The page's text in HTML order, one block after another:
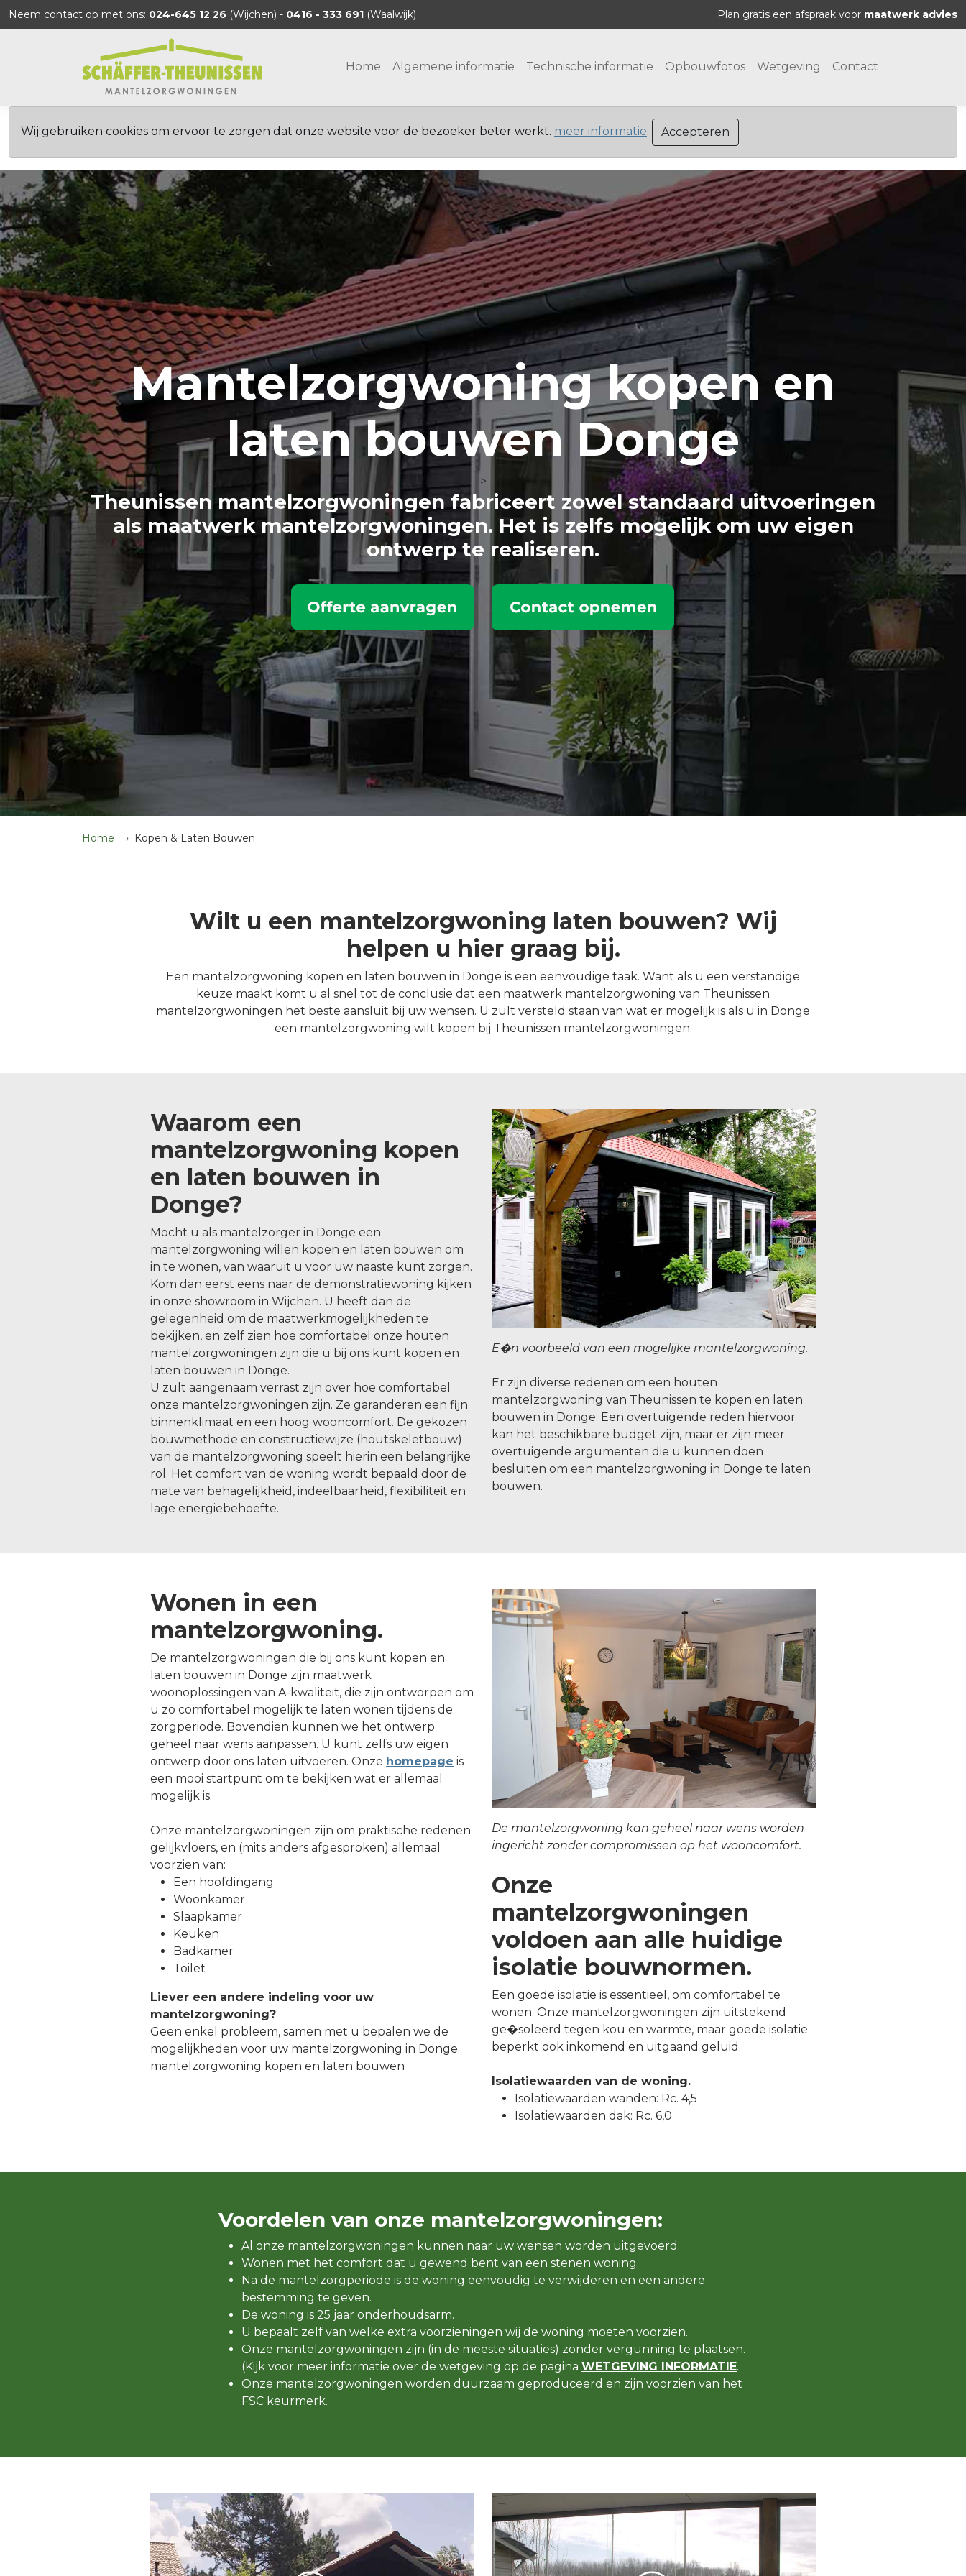
Neem contact op met ons: 024-645 12 26 (Wijchen) - 0416 - 333 691 (Waalwijk) Plan gratis een afspraak voor maatwerk advies
Home Algemene informatie Technische informatie Opbouwfotos Wetgeving Contact
Wij gebruiken cookies om ervoor te zorgen dat onze website voor de bezoeker beter werkt. meer informatie. Accepteren
Mantelzorgwoning kopen en
laten bouwen Donge
>
Theunissen mantelzorgwoningen fabriceert zowel standaard uitvoeringen
als maatwerk mantelzorgwoningen. Het is zelfs mogelijk om uw eigen
ontwerp te realiseren.
Home Kopen & Laten Bouwen
Wilt u een mantelzorgwoning laten bouwen? Wij
helpen u hier graag bij.
Een mantelzorgwoning kopen en laten bouwen in Donge is een eenvoudige taak. Want als u een verstandige
keuze maakt komt u al snel tot de conclusie dat een maatwerk mantelzorgwoning van Theunissen
mantelzorgwoningen het beste aansluit bij uw wensen. U zult versteld staan van wat er mogelijk is als u in Donge
een mantelzorgwoning wilt kopen bij Theunissen mantelzorgwoningen.
Waarom een
mantelzorgwoning kopen
en laten bouwen in
Donge?
Mocht u als mantelzorger in Donge een
mantelzorgwoning willen kopen en laten bouwen om
in te wonen, van waaruit u voor uw naaste kunt zorgen.
Kom dan eerst eens naar de demonstratiewoning kijken
in onze showroom in Wijchen. U heeft dan de
gelegenheid om de maatwerkmogelijkheden te
bekijken, en zelf zien hoe comfortabel onze houten
mantelzorgwoningen zijn die u bij ons kunt kopen en
laten bouwen in Donge.
U zult aangenaam verrast zijn over hoe comfortabel
onze mantelzorgwoningen zijn. Ze garanderen een fijn
binnenklimaat en een hoog wooncomfort. De gekozen
bouwmethode en constructiewijze (houtskeletbouw)
van de mantelzorgwoning speelt hierin een belangrijke
rol. Het comfort van de woning wordt bepaald door de
mate van behagelijkheid, indeelbaarheid, flexibiliteit en
lage energiebehoefte.
E�n voorbeeld van een mogelijke mantelzorgwoning.
Er zijn diverse redenen om een houten
mantelzorgwoning van Theunissen te kopen en laten
bouwen in Donge. Een overtuigende reden hiervoor
kan het beschikbare budget zijn, maar er zijn meer
overtuigende argumenten die u kunnen doen
besluiten om een mantelzorgwoning in Donge te laten
bouwen.
Wonen in een
mantelzorgwoning.
De mantelzorgwoningen die bij ons kunt kopen en
laten bouwen in Donge zijn maatwerk
woonoplossingen van A-kwaliteit, die zijn ontworpen om
u zo comfortabel mogelijk te laten wonen tijdens de
zorgperiode. Bovendien kunnen we het ontwerp
geheel naar wens aanpassen. U kunt zelfs uw eigen
ontwerp door ons laten uitvoeren. Onze homepage is
een mooi startpunt om te bekijken wat er allemaal
mogelijk is.
Onze mantelzorgwoningen zijn om praktische redenen
gelijkvloers, en (mits anders afgesproken) allemaal
voorzien van:
Een hoofdingang
Woonkamer
Slaapkamer
Keuken
Badkamer
Toilet
Liever een andere indeling voor uw
mantelzorgwoning?
Geen enkel probleem, samen met u bepalen we de
mogelijkheden voor uw mantelzorgwoning in Donge.
mantelzorgwoning kopen en laten bouwen
De mantelzorgwoning kan geheel naar wens worden
ingericht zonder compromissen op het wooncomfort.
Onze
mantelzorgwoningen
voldoen aan alle huidige
isolatie bouwnormen.
Een goede isolatie is essentieel, om comfortabel te
wonen. Onze mantelzorgwoningen zijn uitstekend
ge�soleerd tegen kou en warmte, maar goede isolatie
beperkt ook inkomend en uitgaand geluid.
Isolatiewaarden van de woning.
Isolatiewaarden wanden: Rc. 4,5
Isolatiewaarden dak: Rc. 6,0
Voordelen van onze mantelzorgwoningen:
Al onze mantelzorgwoningen kunnen naar uw wensen worden uitgevoerd.
Wonen met het comfort dat u gewend bent van een stenen woning.
Na de mantelzorgperiode is de woning eenvoudig te verwijderen en een andere
bestemming te geven.
De woning is 25 jaar onderhoudsarm.
U bepaalt zelf van welke extra voorzieningen wij de woning moeten voorzien.
Onze mantelzorgwoningen zijn (in de meeste situaties) zonder vergunning te plaatsen.
(Kijk voor meer informatie over de wetgeving op de pagina WETGEVING INFORMATIE.
Onze mantelzorgwoningen worden duurzaam geproduceerd en zijn voorzien van het
FSC keurmerk.